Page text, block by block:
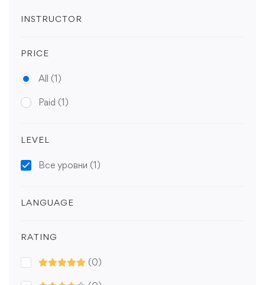
INSTRUCTOR
PRICE
All (1)
Paid (1)
LEVEL
Все уровни (1)
LANGUAGE
RATING
(0)